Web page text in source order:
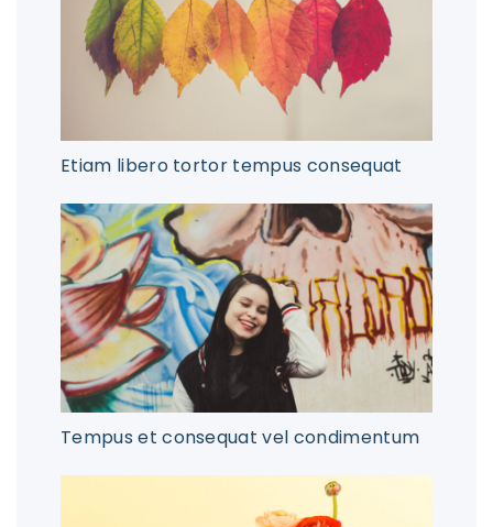
Etiam libero tortor tempus consequat
Tempus et consequat vel condimentum